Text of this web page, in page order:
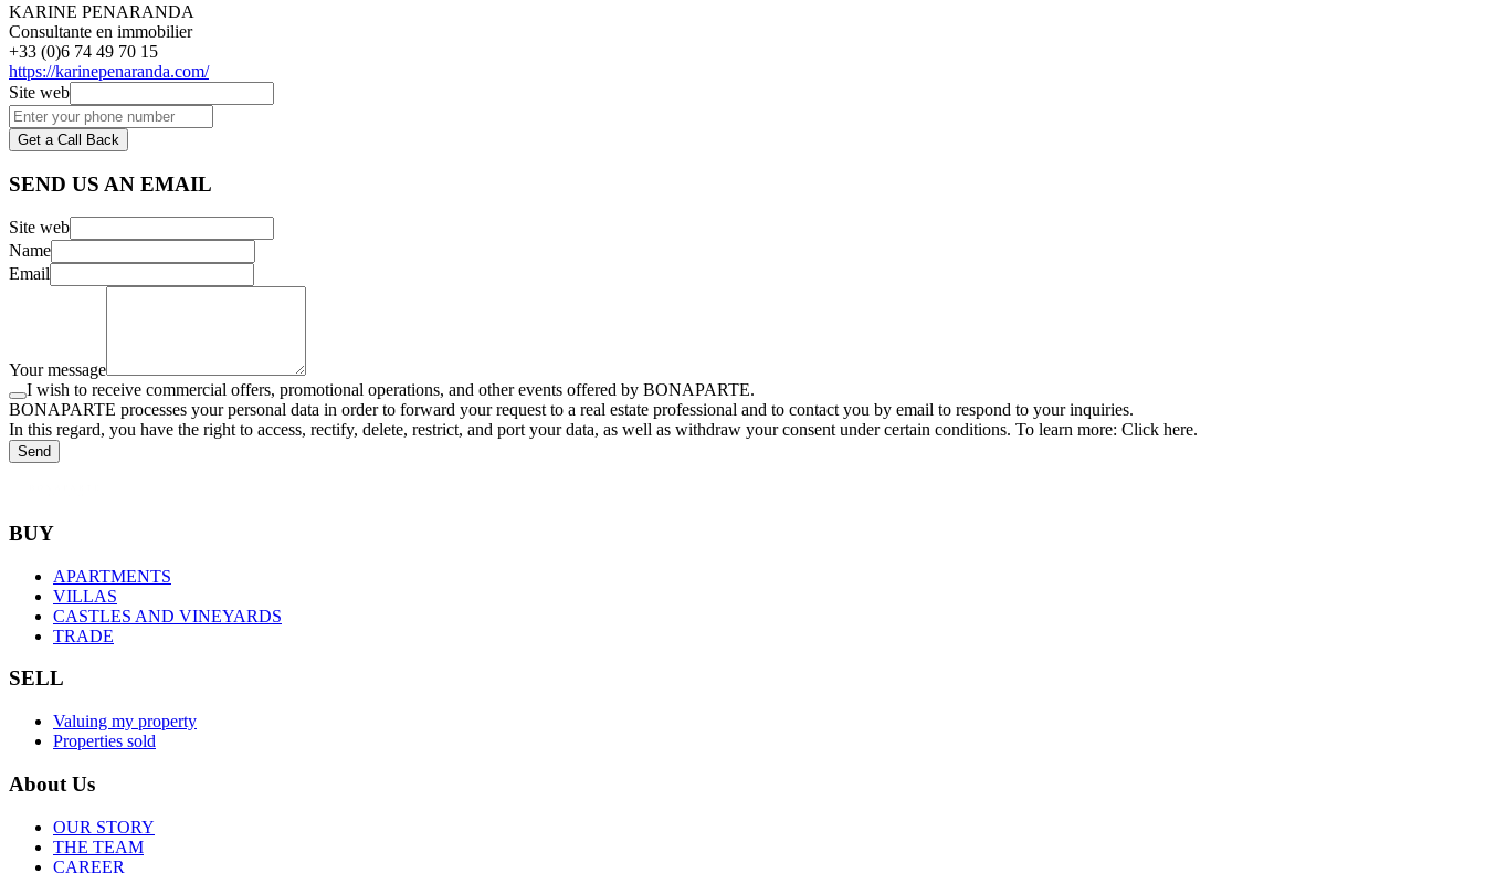
KARINE PENARANDA
Consultante en immobilier
+33 (0)6 74 49 70 15
https://karinepenaranda.com/
Site web
Get a Call Back
SEND US AN EMAIL
Site web
Name
Email
Your message
I wish to receive commercial offers, promotional operations, and other events offered by BONAPARTE.
BONAPARTE processes your personal data in order to forward your request to a real estate professional and to contact you by email to respond to your inquiries.
In this regard, you have the right to access, rectify, delete, restrict, and port your data, as well as withdraw your consent under certain conditions. To learn more: Click here.
Send
BUY
APARTMENTS
VILLAS
CASTLES AND VINEYARDS
TRADE
SELL
Valuing my property
Properties sold
About Us
OUR STORY
THE TEAM
CAREER